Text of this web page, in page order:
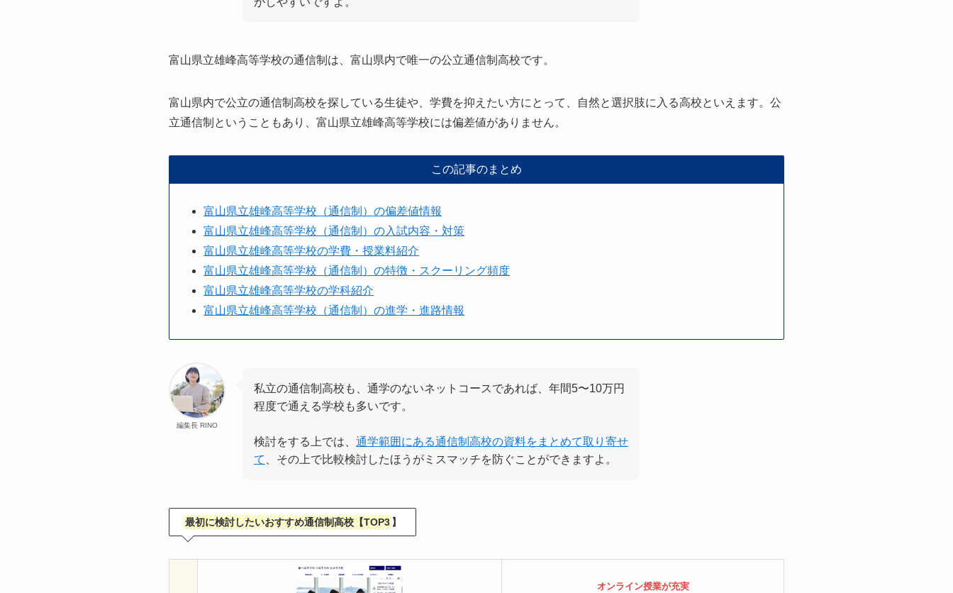
富山県立雄峰高等学校の通信制は、富山県内で唯一の公立通信制高校です。
富山県内で公立の通信制高校を探している生徒や、学費を抑えたい方にとって、自然と選択肢に入る高校といえます。公
立通信制ということもあり、富山県立雄峰高等学校には偏差値がありません。
この記事のまとめ
富山県立雄峰高等学校（通信制）の偏差値情報
富山県立雄峰高等学校（通信制）の入試内容・対策
富山県立雄峰高等学校の学費・授業料紹介
富山県立雄峰高等学校（通信制）の特徴・スクーリング頻度
富山県立雄峰高等学校の学科紹介
富山県立雄峰高等学校（通信制）の進学・進路情報
編集長 RINO
私立の通信制高校も、通学のないネットコースであれば、年間5〜10万円
程度で通える学校も多いです。
検討をする上では、 通学範囲にある通信制高校の資料をまとめて取り寄せ
て
、その上で比較検討したほうがミスマッチを防ぐことができますよ。
最初に検討したいおすすめ通信制高校【TOP3 】
オンライン授業が充実